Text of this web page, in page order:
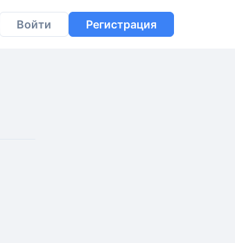
Войти Регистрация